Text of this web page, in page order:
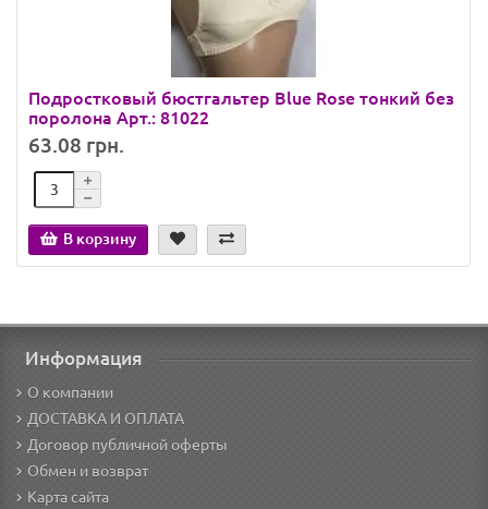
Подростковый бюстгальтер Blue Rose тонкий без
поролона Арт.: 81022
63.08 грн.
В корзину
Информация
О компании
ДОСТАВКА И ОПЛАТА
Договор публичной оферты
Обмен и возврат
Карта сайта